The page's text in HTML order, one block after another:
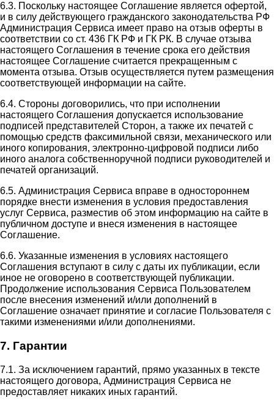
6.3. Поскольку настоящее Соглашение является офертой,
и в силу действующего гражданского законодательства РФ
Администрация Сервиса имеет право на отзыв оферты в
соответствии со ст. 436 ГК РФ и ГК РК. В случае отзыва
настоящего Соглашения в течение срока его действия
настоящее Соглашение считается прекращенным с
момента отзыва. Отзыв осуществляется путем размещения
соответствующей информации на сайте.
6.4. Стороны договорились, что при исполнении
настоящего Соглашения допускается использование
подписей представителей Сторон, а также их печатей с
помощью средств факсимильной связи, механического или
иного копирования, электронно-цифровой подписи либо
иного аналога собственноручной подписи руководителей и
печатей организаций.
6.5. Администрация Сервиса вправе в одностороннем
порядке внести изменения в условия предоставления
услуг Сервиса, разместив об этом информацию на сайте в
публичном доступе и внеся изменения в настоящее
Соглашение.
6.6. Указанные изменения в условиях настоящего
Соглашения вступают в силу с даты их публикации, если
иное не оговорено в соответствующей публикации.
Продолжение использования Сервиса Пользователем
после внесения изменений и/или дополнений в
Соглашение означает принятие и согласие Пользователя с
такими изменениями и/или дополнениями.
7. Гарантии
7.1. За исключением гарантий, прямо указанных в тексте
настоящего договора, Администрация Сервиса не
предоставляет никаких иных гарантий.